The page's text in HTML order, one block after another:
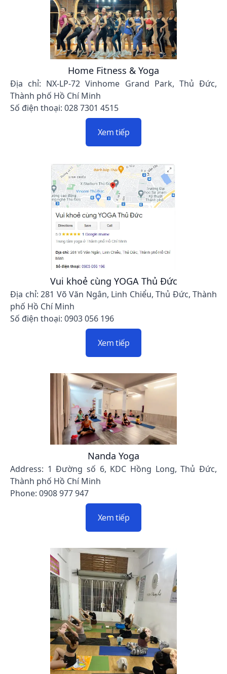
Home Fitness & Yoga
Địa chỉ: NX-LP-72 Vinhome Grand Park, Thủ Đức,
Thành phố Hồ Chí Minh
Số điện thoại: 028 7301 4515
Xem tiếp
Vui khoẻ cùng YOGA Thủ Đức
Địa chỉ: 281 Võ Văn Ngân, Linh Chiểu, Thủ Đức, Thành
phố Hồ Chí Minh
Số điện thoại: 0903 056 196
Xem tiếp
Nanda Yoga
Address: 1 Đường số 6, KDC Hồng Long, Thủ Đức,
Thành phố Hồ Chí Minh
Phone: 0908 977 947
Xem tiếp